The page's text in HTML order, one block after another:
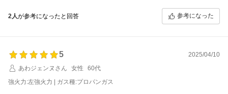
2人が参考になったと回答 参考になった
5
2025/04/10
あわジェンヌさん
女性
60代
強火力:左強火力 | ガス種:プロパンガス